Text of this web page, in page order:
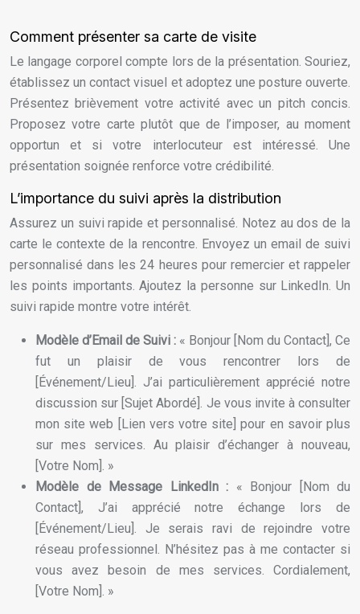
Comment présenter sa carte de visite
Le langage corporel compte lors de la présentation. Souriez,
établissez un contact visuel et adoptez une posture ouverte.
Présentez brièvement votre activité avec un pitch concis.
Proposez votre carte plutôt que de l’imposer, au moment
opportun et si votre interlocuteur est intéressé. Une
présentation soignée renforce votre crédibilité.
L’importance du suivi après la distribution
Assurez un suivi rapide et personnalisé. Notez au dos de la
carte le contexte de la rencontre. Envoyez un email de suivi
personnalisé dans les 24 heures pour remercier et rappeler
les points importants. Ajoutez la personne sur LinkedIn. Un
suivi rapide montre votre intérêt.
Modèle d’Email de Suivi : « Bonjour [Nom du Contact], Ce
fut un plaisir de vous rencontrer lors de
[Événement/Lieu]. J’ai particulièrement apprécié notre
discussion sur [Sujet Abordé]. Je vous invite à consulter
mon site web [Lien vers votre site] pour en savoir plus
sur mes services. Au plaisir d’échanger à nouveau,
[Votre Nom]. »
Modèle de Message LinkedIn : « Bonjour [Nom du
Contact], J’ai apprécié notre échange lors de
[Événement/Lieu]. Je serais ravi de rejoindre votre
réseau professionnel. N’hésitez pas à me contacter si
vous avez besoin de mes services. Cordialement,
[Votre Nom]. »